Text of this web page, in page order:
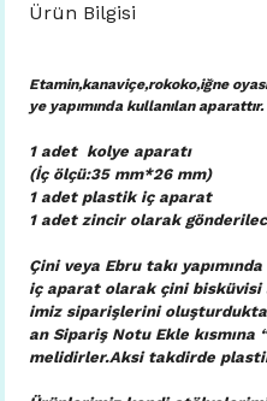
Ürün Bilgisi
Etamin,kanaviçe,rokoko,iğne
ye yapımında kullanılan aparattır.
1 adet kolye aparatı
(İç ölçü:35 mm*26 mm)
1 adet plastik iç aparat
1 adet zincir olarak
Çini veya Ebru takı
iç aparat olarak çini bisküvisi
imiz siparişlerini
an Sipariş Notu Ekle
melidirler.Aksi takdirde